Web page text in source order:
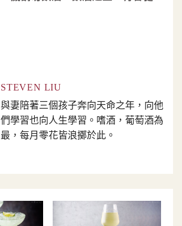
STEVEN LIU
與妻陪著三個孩子奔向天命之年，向他
們學習也向人生學習。嗜酒，葡萄酒為
最，每月零花皆浪擲於此。